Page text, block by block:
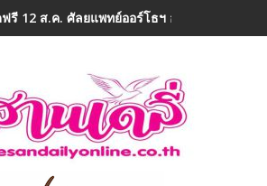
12 ส.ค. ศัลยแพทย์ออร์โธฯ อาสา ถวายเป็นพร